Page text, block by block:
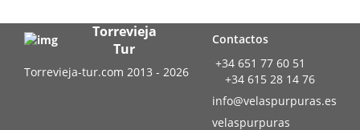
Torrevieja
Tur
Torrevieja-tur.com 2013 - 2026
Contactos
+34 651 77 60 51
+34 615 28 14 76
info@velaspurpuras.es
velaspurpuras